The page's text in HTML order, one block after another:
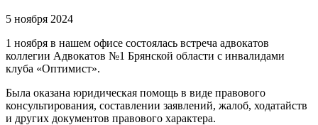
5 ноября 2024
1 ноября в нашем офисе состоялась встреча адвокатов
коллегии Адвокатов №1 Брянской области с инвалидами
клуба «Оптимист».
Была оказана юридическая помощь в виде правового
консультирования, составлении заявлений, жалоб, ходатайств
и других документов правового характера.